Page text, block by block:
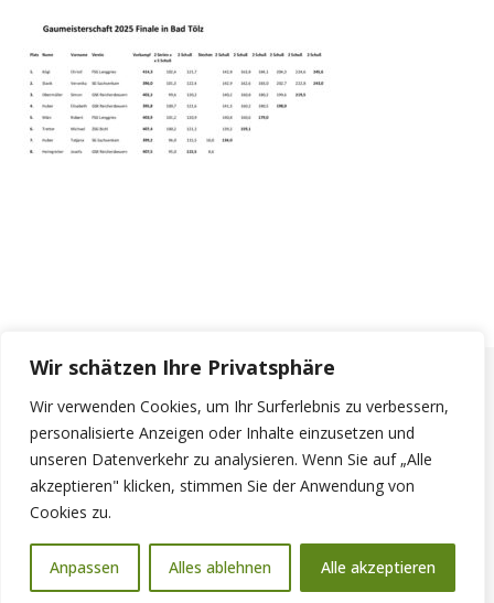
Wir schätzen Ihre Privatsphäre
Wir verwenden Cookies, um Ihr Surferlebnis zu verbessern,
personalisierte Anzeigen oder Inhalte einzusetzen und
unseren Datenverkehr zu analysieren. Wenn Sie auf „Alle
akzeptieren" klicken, stimmen Sie der Anwendung von
Cookies zu.
Anpassen Alles ablehnen Alle akzeptieren